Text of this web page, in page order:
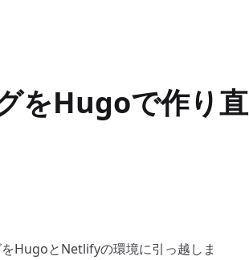
をHugoで作り直
HugoとNetlifyの環境に引っ越しま